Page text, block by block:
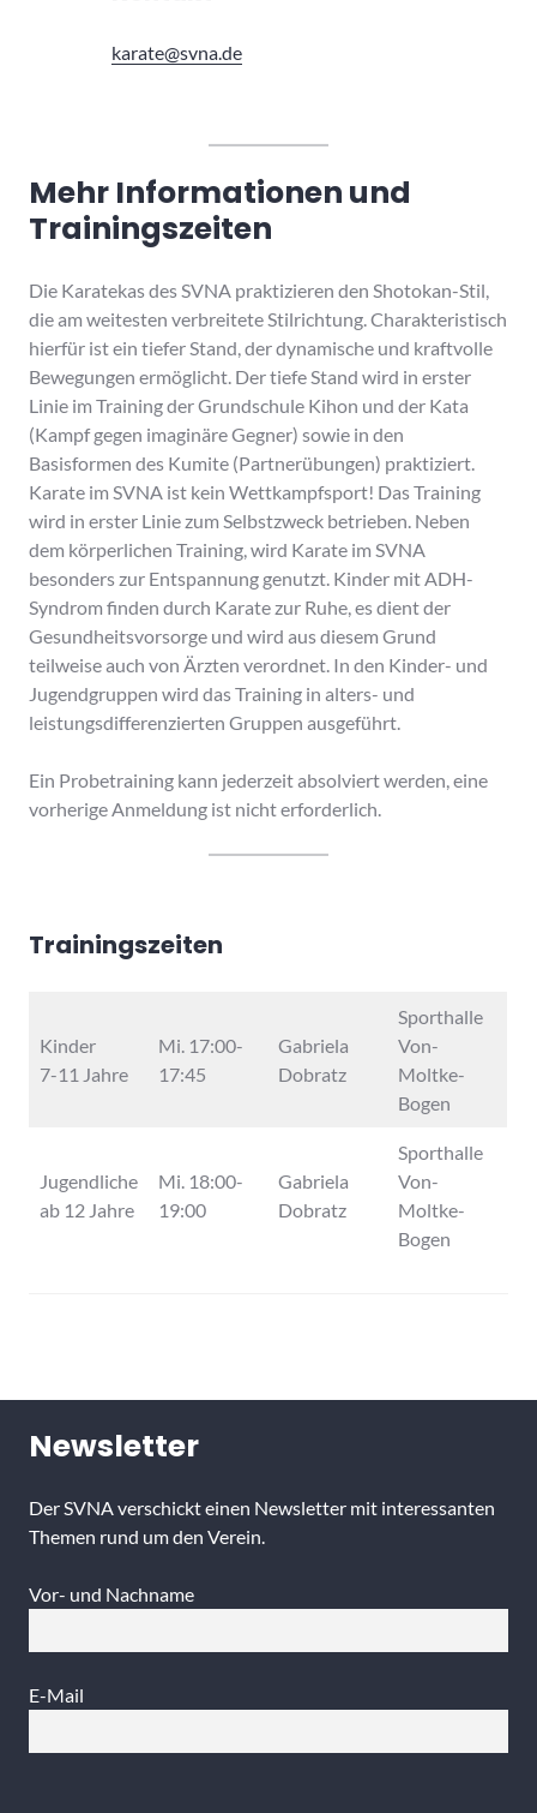
karate@svna.de
Mehr Informationen und
Trainingszeiten
Die Karatekas des SVNA praktizieren den Shotokan-Stil,
die am weitesten verbreitete Stilrichtung. Charakteristisch
hierfür ist ein tiefer Stand, der dynamische und kraftvolle
Bewegungen ermöglicht. Der tiefe Stand wird in erster
Linie im Training der Grundschule Kihon und der Kata
(Kampf gegen imaginäre Gegner) sowie in den
Basisformen des Kumite (Partnerübungen) praktiziert.
Karate im SVNA ist kein Wettkampfsport! Das Training
wird in erster Linie zum Selbstzweck betrieben. Neben
dem körperlichen Training, wird Karate im SVNA
besonders zur Entspannung genutzt. Kinder mit ADH-
Syndrom finden durch Karate zur Ruhe, es dient der
Gesundheitsvorsorge und wird aus diesem Grund
teilweise auch von Ärzten verordnet. In den Kinder- und
Jugendgruppen wird das Training in alters- und
leistungsdifferenzierten Gruppen ausgeführt.
Ein Probetraining kann jederzeit absolviert werden, eine
vorherige Anmeldung ist nicht erforderlich.
Trainingszeiten
Kinder
7-11 Jahre
Mi. 17:00-
17:45
Gabriela
Dobratz
Sporthalle
Von-
Moltke-
Bogen
Jugendliche
ab 12 Jahre
Mi. 18:00-
19:00
Gabriela
Dobratz
Sporthalle
Von-
Moltke-
Bogen
Newsletter
Der SVNA verschickt einen Newsletter mit interessanten
Themen rund um den Verein.
Vor- und Nachname
E-Mail